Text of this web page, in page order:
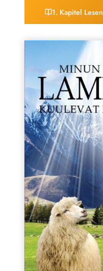
1. Kapitel Lesen